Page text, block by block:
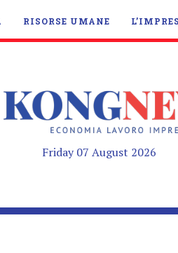
RISORSE UMANE
Friday 07 August 2026